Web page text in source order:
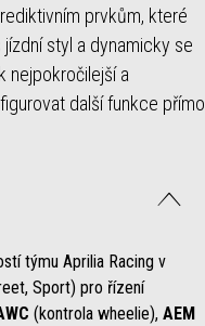
prvkům, které
styl a dynamicky se
nejpokročilejší a
další funkce přímo
týmu Aprilia Racing v
Sport) pro řízení
(kontrola wheelie), AEM